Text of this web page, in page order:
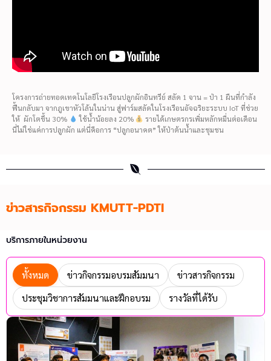
โครงการถ่ายทอดเทคโนโลยีโรงเรือนปลูกผักอินทรีย์ สลัด 1 จาน = ป่า 1 ผืนที่กำลัง
ฟื้นกลับมา จากภูเขาหัวโล้นในน่าน สู่ฟาร์มสลัดในโรงเรือนอัจฉริยะระบบ IoT ที่ช่วย
ให้ ผักโตขึ้น 30%
ใช้น้ำน้อยลง 20%
รายได้เกษตรกรเพิ่มหลักหมื่นต่อเดือน
นี่ไม่ใช่แค่การปลูกผัก แต่นี่คือการ “ปลูกอนาคต” ให้ป่าต้นน้ำและชุมชน
ข่าวสารกิจกรรม KMUTT-PDTI
บริการภายในหน่วยงาน
ทั้งหมด ข่าวกิจกรรมอบรมสัมมนา
ข่าวสารกิจกรรม
ประชุมวิชาการสัมมนาและฝึกอบรม
รางวัลที่ได้รับ